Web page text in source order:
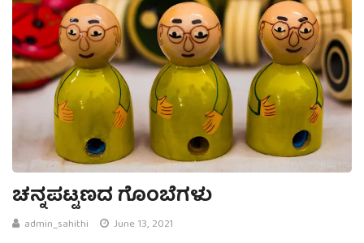
ಚನ್ನಪಟ್ಟಣದ ಗೊಂಬೆಗಳು
admin_sahithi June 13, 2021